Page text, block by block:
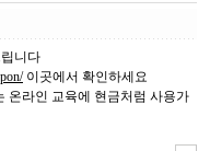
니다
이곳에서 확인하세요
온라인 교육에 현금처럼 사용가